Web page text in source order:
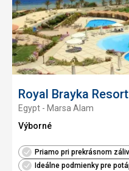
Royal Brayka Resort
Egypt - Marsa Alam
Výborné
Priamo pri prekrásnom
Ideálne podmienky pre